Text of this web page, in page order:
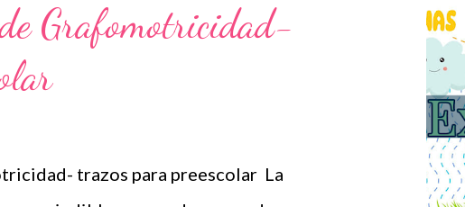
Grafomotricidad-
trazos para preescolar La